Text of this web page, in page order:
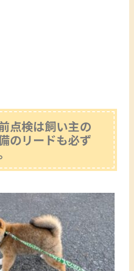
点検は飼い主の
のリードも必ず